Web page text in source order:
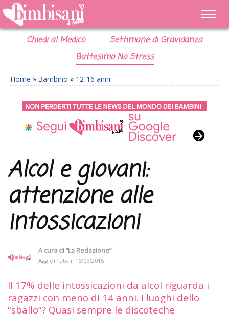
Chiedi al Medico
Settimane di Gravidanza
Battesimo No Stress
Home » Bambino » 12-16 anni
Alcol e giovani:
attenzione alle
intossicazioni
A cura di“La Redazione”
Aggiornato il 16/09/2015
Il 17% delle intossicazioni da alcol riguarda i
ragazzi con meno di 14 anni. I luoghi dello
“sballo”? Quasi sempre le discoteche